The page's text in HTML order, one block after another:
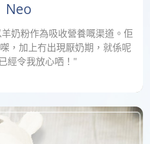
Neo
奶粉作為吸收營養嘅渠道。佢
，加上冇出現厭奶期，就係呢
經令我放心哂！"